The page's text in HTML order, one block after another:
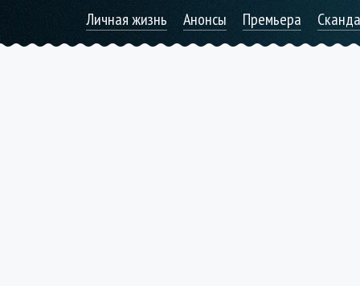
Личная жизнь Анонсы Премьера